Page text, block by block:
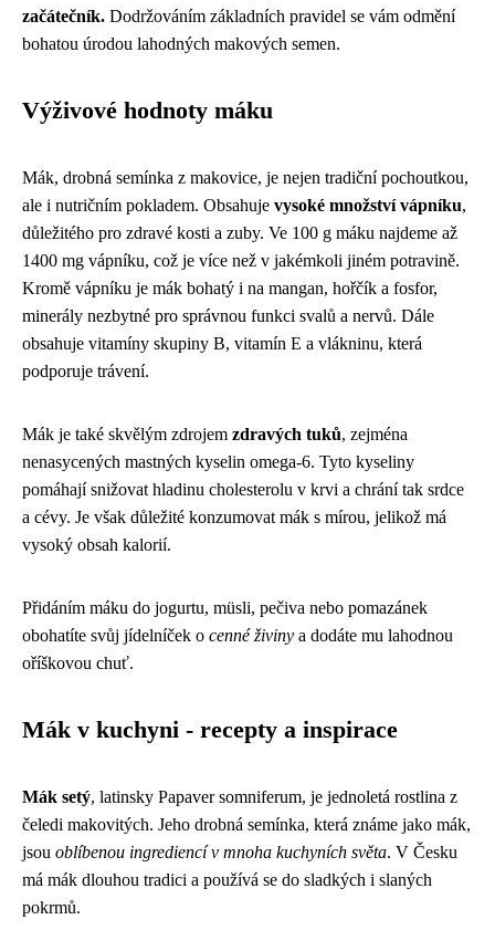
začátečník. Dodržováním základních pravidel se vám odmění
bohatou úrodou lahodných makových semen.
Výživové hodnoty máku
Mák, drobná semínka z makovice, je nejen tradiční pochoutkou,
ale i nutričním pokladem. Obsahuje vysoké množství vápníku,
důležitého pro zdravé kosti a zuby. Ve 100 g máku najdeme až
1400 mg vápníku, což je více než v jakémkoli jiném potravině.
Kromě vápníku je mák bohatý i na mangan, hořčík a fosfor,
minerály nezbytné pro správnou funkci svalů a nervů. Dále
obsahuje vitamíny skupiny B, vitamín E a vlákninu, která
podporuje trávení.
Mák je také skvělým zdrojem zdravých tuků, zejména
nenasycených mastných kyselin omega-6. Tyto kyseliny
pomáhají snižovat hladinu cholesterolu v krvi a chrání tak srdce
a cévy. Je však důležité konzumovat mák s mírou, jelikož má
vysoký obsah kalorií.
Přidáním máku do jogurtu, müsli, pečiva nebo pomazánek
obohatíte svůj jídelníček o cenné živiny a dodáte mu lahodnou
oříškovou chuť.
Mák v kuchyni - recepty a inspirace
Mák setý, latinsky Papaver somniferum, je jednoletá rostlina z
čeledi makovitých. Jeho drobná semínka, která známe jako mák,
jsou oblíbenou ingrediencí v mnoha kuchyních světa. V Česku
má mák dlouhou tradici a používá se do sladkých i slaných
pokrmů.